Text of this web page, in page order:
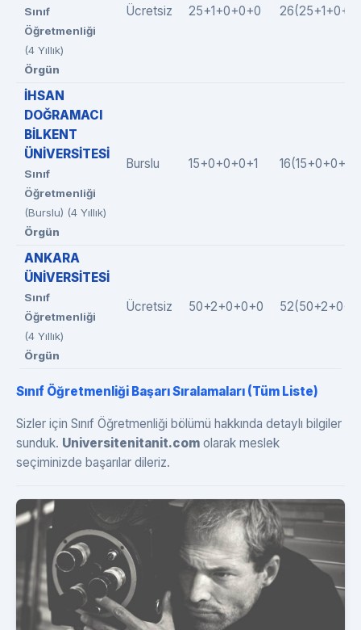
Sınıf
Öğretmenliği
(4 Yıllık)
Örgün
Ücretsiz 25+1+0+0+0
İHSAN
DOĞRAMACI
BİLKENT
ÜNİVERSİTESİ
Sınıf
Öğretmenliği
(Burslu) (4 Yıllık)
Örgün
Burslu 15+0+0+0+1
ANKARA
ÜNİVERSİTESİ
Sınıf
Öğretmenliği
(4 Yıllık)
Örgün
Ücretsiz 50+2+0+0+0
Sınıf Öğretmenliği Başarı Sıralamaları (Tüm Liste)
Sizler için Sınıf Öğretmenliği bölümü hakkında detaylı bilgiler
sunduk. Universitenitanit.com olarak meslek
seçiminizde başarılar dileriz.